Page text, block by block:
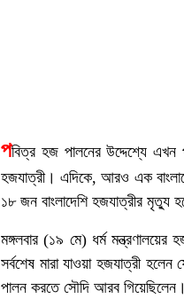
পবিত্র হজ পালনের উদ্দেশ্যে
হজযাত্রী। এদিকে, আরও এক
১৮ জন বাংলাদেশি হজযাত্রীর মৃত্যু
মঙ্গলবার (১৯ মে) ধর্ম
সর্বশেষ মারা যাওয়া হজযাত্রী হলেন
পালন করতে সৌদি আরব